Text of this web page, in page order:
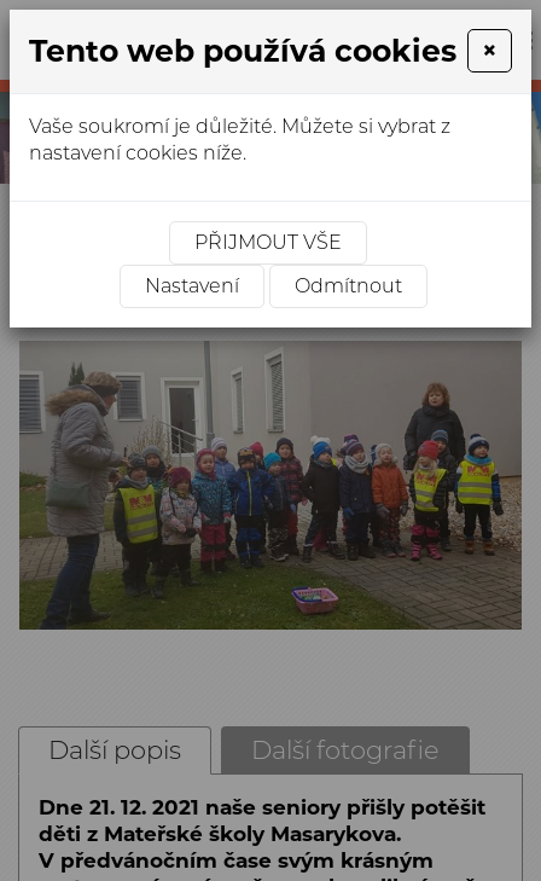
+420
678
Vystoupení dětí z MŠ 2021
Vystoupení dětí z MŠ 2021
Další popis Další fotografie
Dne 21. 12. 2021 naše seniory přišly potěšit
děti z Mateřské školy Masarykova.
V předvánočním čase svým krásným
Tento web používá cookies ×
Vaše soukromí je důležité. Můžete si vybrat z
nastavení cookies níže.
PŘIJMOUT VŠE
Nastavení
Odmítnout